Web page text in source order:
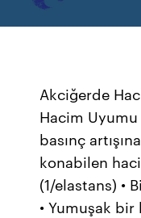
Akciğerde
Hacim
basınç
konabilen
(1/elastans) •
• Yumuşak